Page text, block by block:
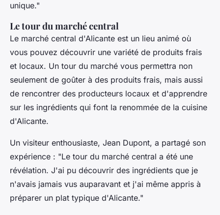
unique."
Le tour du marché central
Le marché central d'Alicante est un lieu animé où
vous pouvez découvrir une variété de produits frais
et locaux. Un tour du marché vous permettra non
seulement de goûter à des produits frais, mais aussi
de rencontrer des producteurs locaux et d'apprendre
sur les ingrédients qui font la renommée de la cuisine
d'Alicante.
Un visiteur enthousiaste, Jean Dupont, a partagé son
expérience : "Le tour du marché central a été une
révélation. J'ai pu découvrir des ingrédients que je
n'avais jamais vus auparavant et j'ai même appris à
préparer un plat typique d'Alicante."